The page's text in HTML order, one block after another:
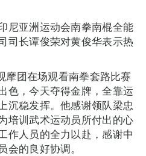
尼亚洲运动会南拳南棍全能
司长谭俊荣对黄俊华表示热
摩团在场观看南拳套路比赛
色，今天夺得金牌，全靠运
沉稳发挥。他感谢领队梁忠
培训武术运动员所付出的心
作人员的全力以赴，感谢中
会的良好协调。